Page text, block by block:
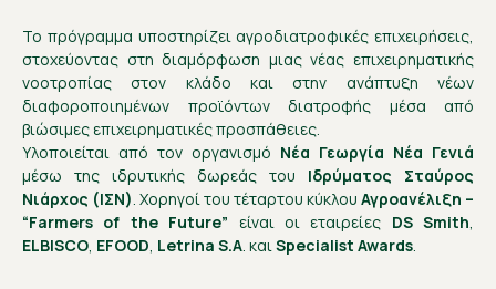
Το πρόγραμμα υποστηρίζει αγροδιατροφικές επιχειρήσεις,
στοχεύοντας στη διαμόρφωση μιας νέας επιχειρηματικής
νοοτροπίας στον κλάδο και στην ανάπτυξη νέων
διαφοροποιημένων προϊόντων διατροφής μέσα από
βιώσιμες επιχειρηματικές προσπάθειες.
Υλοποιείται από τον οργανισμό Νέα Γεωργία Νέα Γενιά
μέσω της ιδρυτικής δωρεάς του Ιδρύματος Σταύρος
Νιάρχος (ΙΣΝ). Χορηγοί του τέταρτου κύκλου Αγροανέλιξη –
“Farmers of the Future” είναι οι εταιρείες DS Smith,
ELBISCO, ΕFOOD, Letrina S.A. καιSpecialist Awards.